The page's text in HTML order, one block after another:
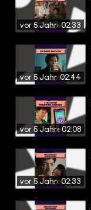
vor 5 Jahren02:33
vor 5 Jahren02:44
vor 5 Jahren02:08
vor 5 Jahren02:33